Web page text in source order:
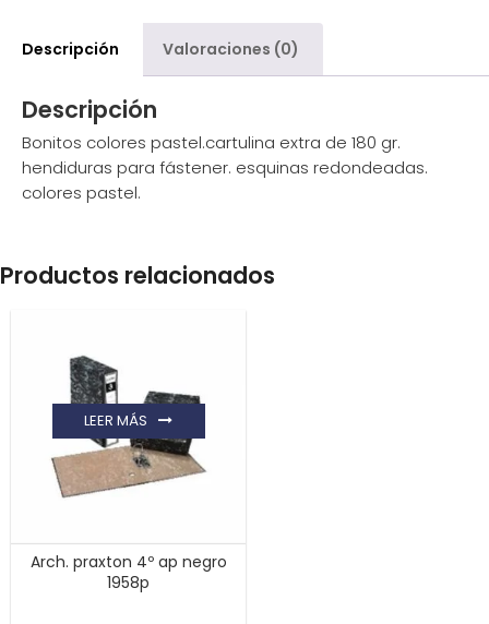
Descripción Valoraciones (0)
Descripción
Bonitos colores pastel.cartulina extra de 180 gr.
hendiduras para fástener. esquinas redondeadas.
colores pastel.
Productos relacionados
Arch. praxton 4º ap negro
1958p
LEER MÁS